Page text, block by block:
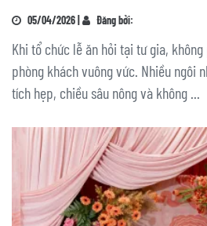
05/04/2026 | Đăng bởi:
Khi tổ chức lễ ăn hỏi tại tư gia,
phòng khách vuông vức. Nhiều ngôi
tích hẹp, chiều sâu nông và không ...